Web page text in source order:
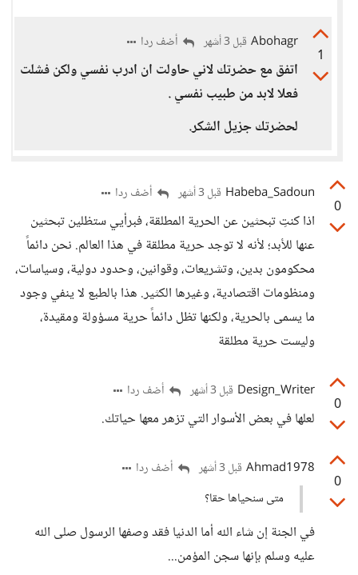
1
Abohagr قبل 3 أشهر أضف ردا
اتفق مع حضرتك لاني حاولت ان ادرب نفسي ولكن فشلت
فعلا لابد من طبيب نفسي .
لحضرتك جزيل الشكر.
0
Habeba_Sadoun قبل 3 أشهر أضف ردا
اذا كنتِ تبحثين عن الحرية المطلقة، فبرأيي ستظلين تبحثين
عنها للأبد؛ لأنه لا توجد حرية مطلقة في هذا العالم. نحن دائماً
محكومون بدين، وتشريعات، وقوانين، وحدود دولية، وسياسات،
ومنظومات اقتصادية، وغيرها الكثير. هذا بالطبع لا ينفي وجود
ما يسمى بالحرية، ولكنها تظل دائماً حرية مسؤولة ومقيدة،
وليست حرية مطلقة
0
Design_Writer قبل 3 أشهر أضف ردا
لعلها في بعض الأسوار التي تزهر معها حياتك.
0
Ahmad1978 قبل 3 أشهر
أضف ردا
متى سنحياها حقا؟
في الجنة إن شاء الله أما الدنيا فقد وصفها الرسول صلى الله
عليه وسلم بإنها سجن المؤمن...